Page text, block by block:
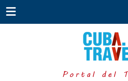
Portal del